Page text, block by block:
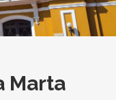
Marta